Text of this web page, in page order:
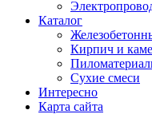
Каталог
Кирпич и
Сухие смеси
Интересно
Карта сайта